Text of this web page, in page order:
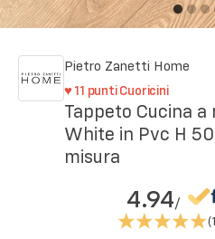
Pietro Zanetti Home
♥ 11 punti Cuoricini
Tappeto Cucina
White in Pvc H
misura
4.94/
(